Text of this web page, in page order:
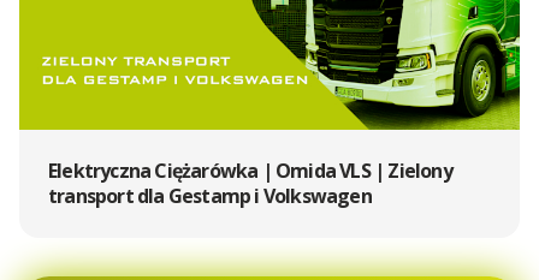
Elektryczna Ciężarówka | Omida VLS | Zielony
transport dla Gestamp i Volkswagen